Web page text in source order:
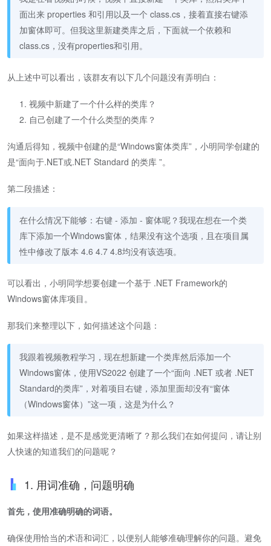
面出来 properties 和引用以及一个 class.cs，接着直接右键添
加窗体即可。但我这里新建类库之后，下面就一个依赖和
class.cs，没有properties和引用。
从上述中可以看出，该群友有以下几个问题没有弄明白：
视频中新建了一个什么样的类库？
自己创建了一个什么类型的类库？
沟通后得知，视频中创建的是“Windows窗体类库”，小明同学创建的
是“面向于.NET或.NET Standard 的类库 ”。
第二段描述：
在什么情况下能够：右键 - 添加 - 窗体呢？我现在想在一个类
库下添加一个Windows窗体，结果没有这个选项，且在项目属
性中修改了版本 4.6 4.7 4.8均没有该选项。
可以看出，小明同学想要创建一个基于 .NET Framework的
Windows窗体库项目。
那我们来整理以下，如何描述这个问题：
我跟着视频教程学习，现在想新建一个类库然后添加一个
Windows窗体，使用VS2022 创建了一个“面向 .NET 或者 .NET
Standard的类库”，对着项目右键，添加里面却没有“窗体
（Windows窗体）”这一项，这是为什么？
如果这样描述，是不是感觉更清晰了？那么我们在如何提问，请让别
人快速的知道我们的问题呢？
1. 用词准确，问题明确
首先，使用准确明确的词语。
确保使用恰当的术语和词汇，以便别人能够准确理解你的问题。避免